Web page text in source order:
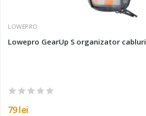
LOWEPRO
Lowepro GearUp S organizator cabluri
79 lei